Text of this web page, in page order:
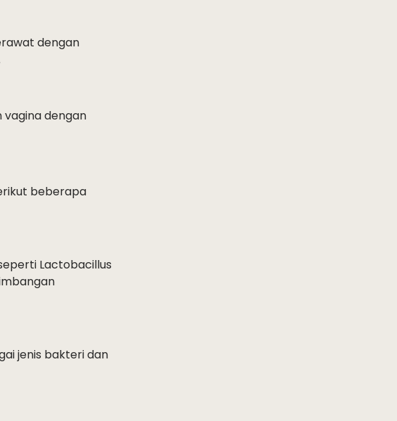
dengan
dengan
beberapa
Lactobacillus
jenis bakteri dan